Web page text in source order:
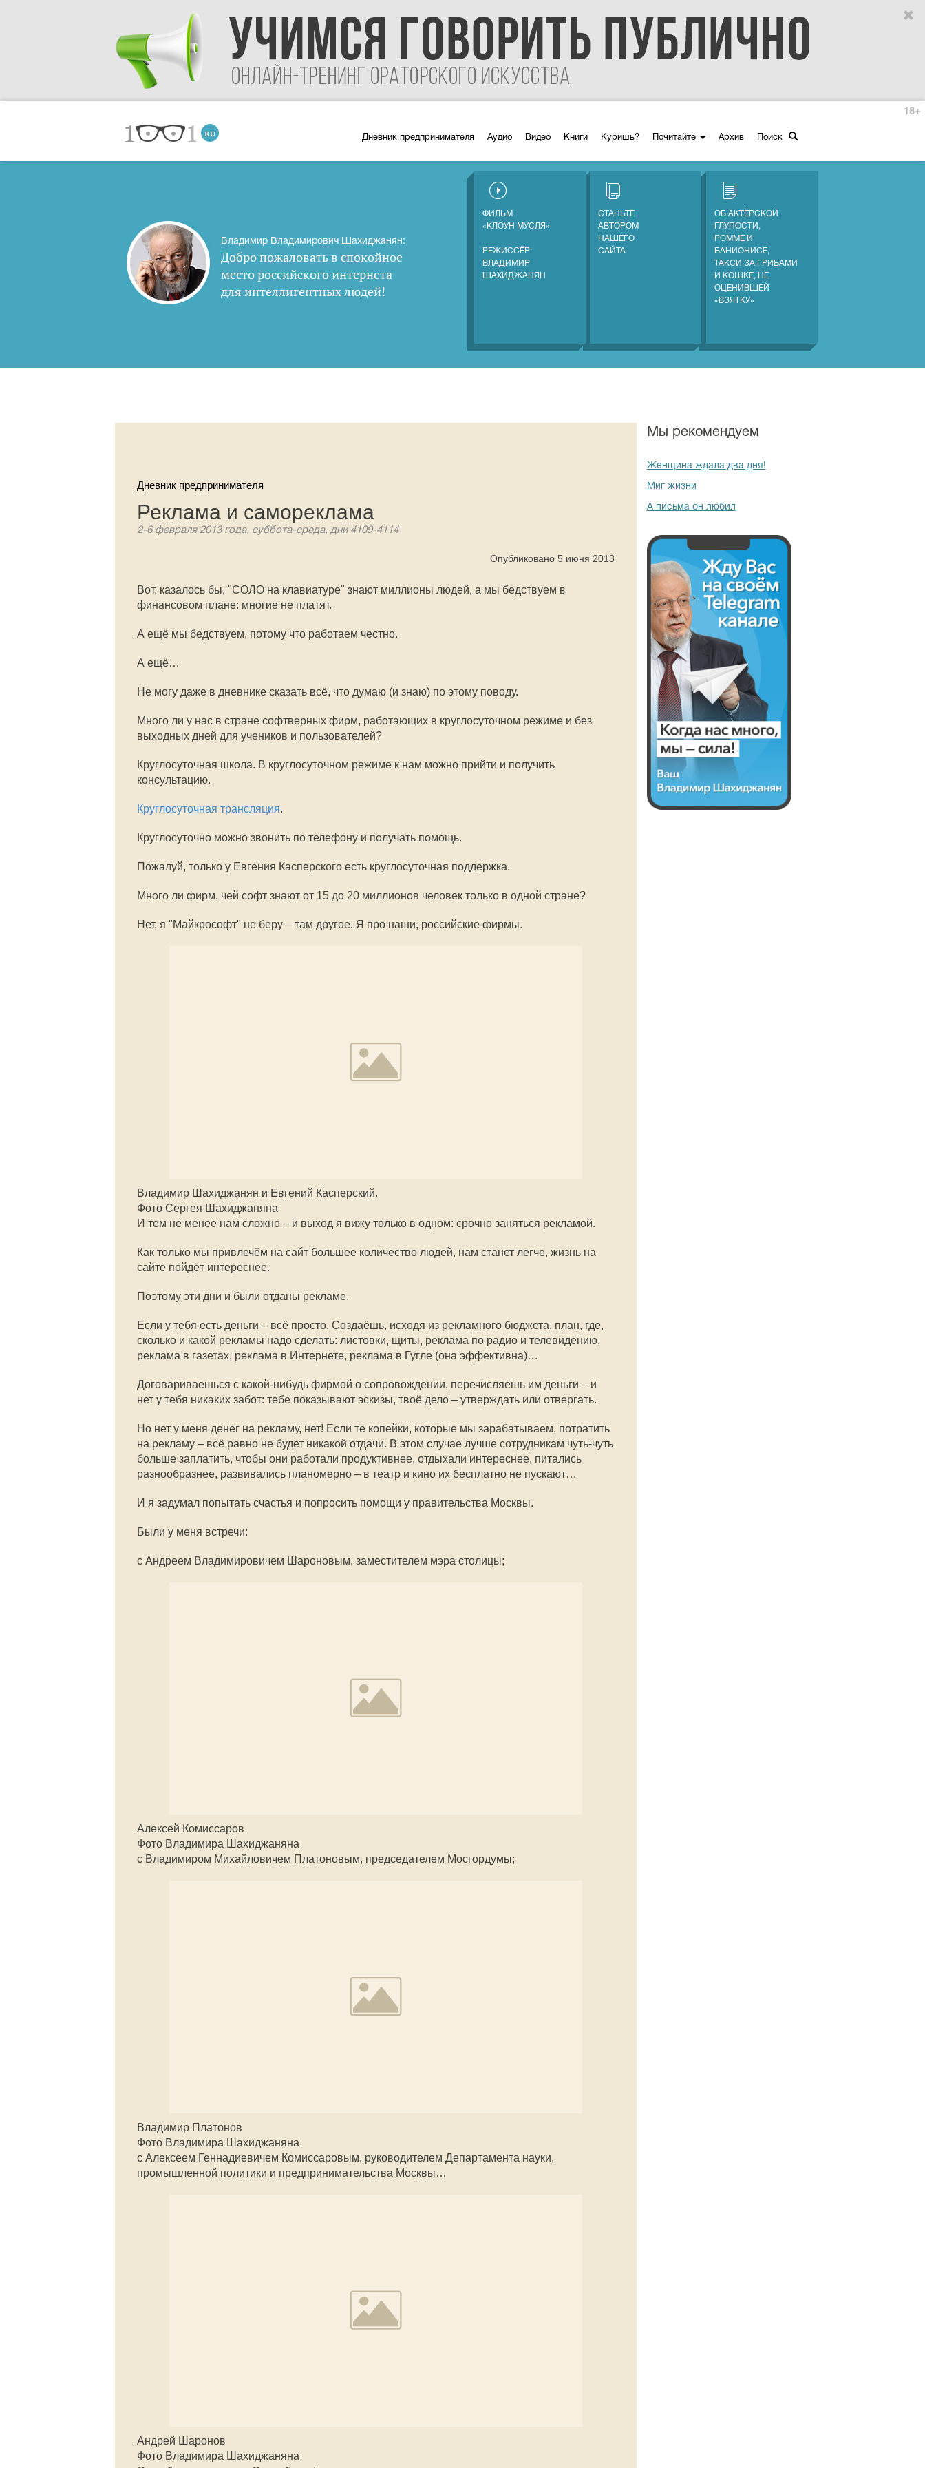
Дневник предпринимателя Аудио Видео Книги Куришь? Почитайте Архив Поиск
18+
Владимир Владимирович Шахиджанян:
Добро пожаловать в спокойное
место российского интернета
для интеллигентных людей!
ФИЛЬМ
«КЛОУН МУСЛЯ»
РЕЖИССЁР:
ВЛАДИМИР
ШАХИДЖАНЯН
СТАНЬТЕ
АВТОРОМ
НАШЕГО
САЙТА
ОБ АКТЁРСКОЙ
ГЛУПОСТИ,
РОММЕ И
БАНИОНИСЕ,
ТАКСИ ЗА ГРИБАМИ
И КОШКЕ, НЕ
ОЦЕНИВШЕЙ
«ВЗЯТКУ»
Дневник предпринимателя
Реклама и самореклама
2-6 февраля 2013 года, суббота-среда, дни 4109-4114
Опубликовано 5 июня 2013
Вот, казалось бы, "СОЛО на клавиатуре" знают миллионы людей, а мы бедствуем в
финансовом плане: многие не платят.
А ещё мы бедствуем, потому что работаем честно.
А ещё…
Не могу даже в дневнике сказать всё, что думаю (и знаю) по этому поводу.
Много ли у нас в стране софтверных фирм, работающих в круглосуточном режиме и без
выходных дней для учеников и пользователей?
Круглосуточная школа. В круглосуточном режиме к нам можно прийти и получить
консультацию.
Круглосуточная трансляция.
Круглосуточно можно звонить по телефону и получать помощь.
Пожалуй, только у Евгения Касперского есть круглосуточная поддержка.
Много ли фирм, чей софт знают от 15 до 20 миллионов человек только в одной стране?
Нет, я "Майкрософт" не беру – там другое. Я про наши, российские фирмы.
Владимир Шахиджанян и Евгений Касперский.
Фото Сергея Шахиджаняна
И тем не менее нам сложно – и выход я вижу только в одном: срочно заняться рекламой.
Как только мы привлечём на сайт большее количество людей, нам станет легче, жизнь на
сайте пойдёт интереснее.
Поэтому эти дни и были отданы рекламе.
Если у тебя есть деньги – всё просто. Создаёшь, исходя из рекламного бюджета, план, где,
сколько и какой рекламы надо сделать: листовки, щиты, реклама по радио и телевидению,
реклама в газетах, реклама в Интернете, реклама в Гугле (она эффективна)…
Договариваешься с какой-нибудь фирмой о сопровождении, перечисляешь им деньги – и
нет у тебя никаких забот: тебе показывают эскизы, твоё дело – утверждать или отвергать.
Но нет у меня денег на рекламу, нет! Если те копейки, которые мы зарабатываем, потратить
на рекламу – всё равно не будет никакой отдачи. В этом случае лучше сотрудникам чуть-чуть
больше заплатить, чтобы они работали продуктивнее, отдыхали интереснее, питались
разнообразнее, развивались планомерно – в театр и кино их бесплатно не пускают…
И я задумал попытать счастья и попросить помощи у правительства Москвы.
Были у меня встречи:
с Андреем Владимировичем Шароновым, заместителем мэра столицы;
Алексей Комиссаров
Фото Владимира Шахиджаняна
с Владимиром Михайловичем Платоновым, председателем Мосгордумы;
Владимир Платонов
Фото Владимира Шахиджаняна
с Алексеем Геннадиевичем Комиссаровым, руководителем Департамента науки,
промышленной политики и предпринимательства Москвы…
Андрей Шаронов
Фото Владимира Шахиджаняна
Мы рекомендуем
Женщина ждала два дня!
Миг жизни
А письма он любил